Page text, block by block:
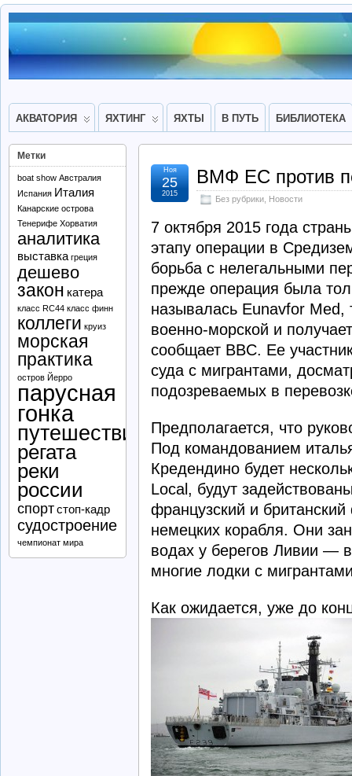
АКВАТОРИЯ ЯХТИНГ ЯХТЫ В ПУТЬ БИБЛИОТЕКА
ВМФ ЕС против
Без рубрики Новости
Ноя
25
2015
7 октября 2015 года
этапу операции в
борьба с нелегальными
прежде операция была
называлась Eunavfor Med,
военно-морской и
сообщает BBC. Ее
суда с мигрантами,
подозреваемых в
Предполагается, что
Под командованием
Кредендино будет
Local, будут
французский и
немецких корабля. Они
водах у берегов Ливии —
многие лодки с
Как ожидается, уже до кон
Метки
boat show Австралия
Испания Италия
Канарские острова
Тенерифе Хорватия
аналитика
выставка греция
дешево
закон катера
класс RC44 класс финн
коллеги круиз
морская
практика
остров Йерро
парусная
гонка
путешествие
регата
реки
россии
спортстоп-кадр
судостроение
чемпионат мира